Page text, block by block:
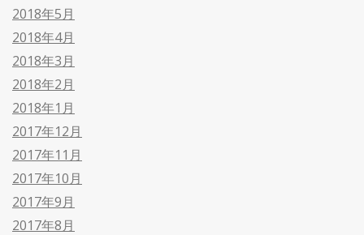
2018年5月
2018年4月
2018年3月
2018年2月
2018年1月
2017年12月
2017年11月
2017年10月
2017年9月
2017年8月